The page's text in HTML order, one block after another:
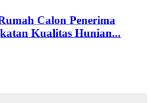
Calon Penerima
Kualitas Hunian...